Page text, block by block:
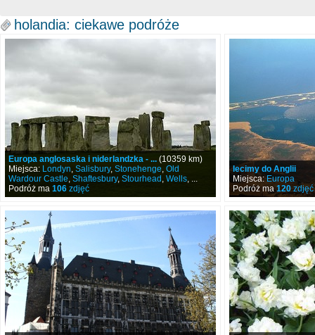
holandia: ciekawe podróże
Europa anglosaska i niderlandzka - ... (10359 km)
Miejsca: Londyn, Salisbury, Stonehenge, Old
Wardour Castle, Shaftesbury, Stourhead , Wells, ...
Podróż ma 106 zdjęć
lecimy do Anglii
Miejsca:Europa
Podróż ma120 zdjęć